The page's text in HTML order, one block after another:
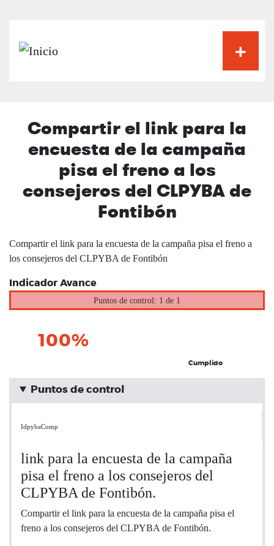
Compartir el link para la
encuesta de la campaña
pisa el freno a los
consejeros del CLPYBA de
Fontibón
Compartir el link para la encuesta de la campaña pisa el freno a
los consejeros del CLPYBA de Fontibón
Indicador Avance
Puntos de control: 1 de 1
100%
Cumplido
Puntos de control
IdpybaComp
link para la encuesta de la campaña
pisa el freno a los consejeros del
CLPYBA de Fontibón.
Compartir el link para la encuesta de la campaña pisa el
freno a los consejeros del CLPYBA de Fontibón.